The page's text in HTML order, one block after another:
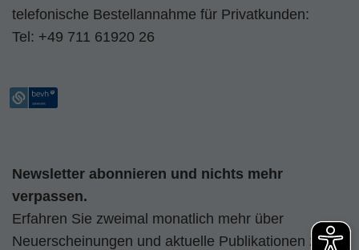
telefonische Bestellannahme für Privatkunden:
Tel: +49 711 61920 26
Newsletter abonnieren und nichts mehr
verpassen.
Erfahren Sie zweimal monatlich mehr über
Neuerscheinungen und aktuelle Publikationen zu